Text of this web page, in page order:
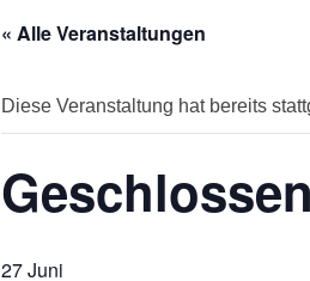
« Alle Veranstaltungen
Diese Veranstaltung hat bereits
27 Juni